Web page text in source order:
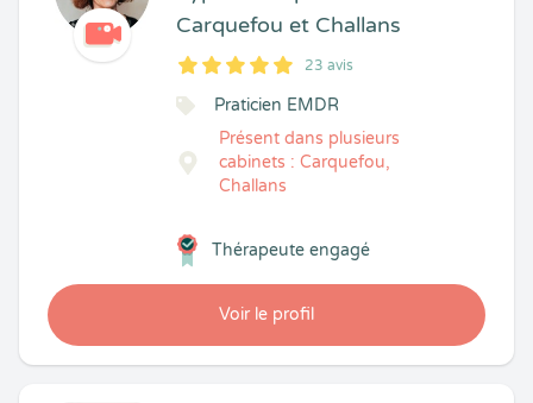
Carquefou et Challans
5
1
5
23 23 avis
Praticien EMDR
Présent dans plusieurs
cabinets : Carquefou,
Challans
Voir le profil
Thérapeute engagé